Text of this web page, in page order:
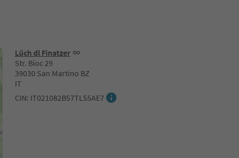
Lüch dl Finatzer
Str. Bioc 29
39030 San Martino BZ
IT
CIN: IT021082B57TL55AE7